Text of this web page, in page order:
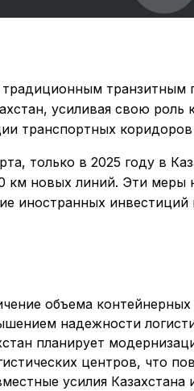
транзитным
усиливая свою
транспортных
только в 2025 году в
новых линий. Эти меры
иностранных
объема
надежности
планирует
центров, что
усилия